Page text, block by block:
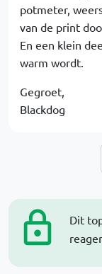
Dit
potmeter,
van de print
En een klein
warm wordt.
Gegroet,
Blackdog